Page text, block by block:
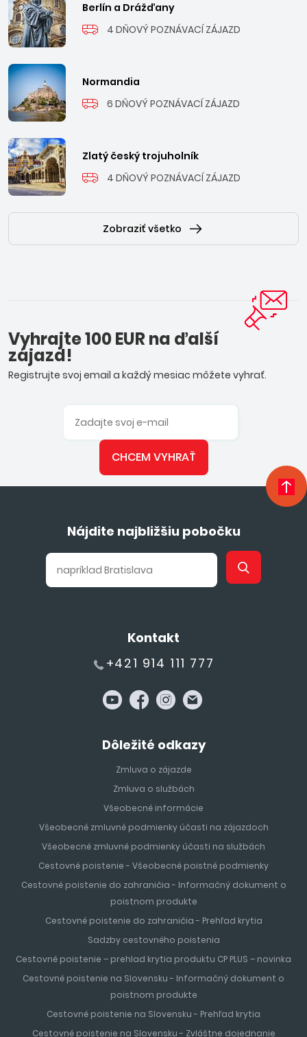
Berlín a Drážďany
4 DŇOVÝ POZNÁVACÍ ZÁJAZD
Normandia
6 DŇOVÝ POZNÁVACÍ ZÁJAZD
Zlatý český trojuholník
4 DŇOVÝ POZNÁVACÍ ZÁJAZD
Zobraziť všetko
Vyhrajte 100 EUR na ďalší
zájazd!
Registrujte svoj email a každý mesiac môžete vyhrať.
CHCEM VYHRAŤ
Nájdite najbližšiu pobočku
Kontakt
+421 914 111 777
Dôležité odkazy
Zmluva o zájazde
Zmluva o službách
Všeobecné informácie
Všeobecné zmluvné podmienky účasti na zájazdoch
Všeobecné zmluvné podmienky účasti na službách
Cestovné poistenie - Všeobecné poistné podmienky
Cestovné poistenie do zahraničia - Informačný dokument o
poistnom produkte
Cestovné poistenie do zahraničia - Prehľad krytia
Sadzby cestovného poistenia
Cestovné poistenie – prehlad krytia produktu CP PLUS – novinka
Cestovné poistenie na Slovensku - Informačný dokument o
poistnom produkte
Cestovné poistenie na Slovensku - Prehľad krytia
Cestovné poistenie na Slovensku - Zvláštne dojednanie